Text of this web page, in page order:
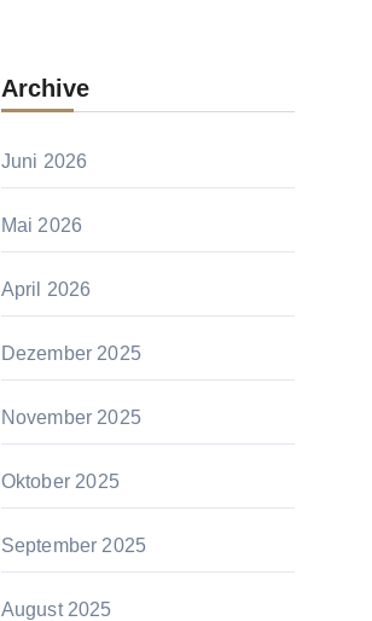
Archive
Juni 2026
Mai 2026
April 2026
Dezember 2025
November 2025
Oktober 2025
September 2025
August 2025